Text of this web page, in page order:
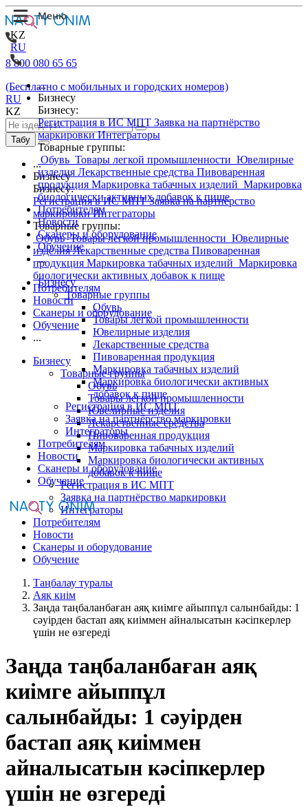
KZ
RU
...
Бизнесу
Бизнесу:
Регистрация в ИС МПТ Заявка на партнёрство
маркировкиИнтеграторы
Товарные группы:
Обувь Товары легкой промышленности Ювелирные
изделия Лекарственные средства Пивоваренная
продукция Маркировка табачных изделий Маркировка
биологически активных добавок к пище
Потребителям
Новости
Сканеры и оборудование
Обучение
...
Бизнесу
Товарные группы
Обувь
Товары легкой промышленности
Ювелирные изделия
Лекарственные средства
Пивоваренная продукция
Маркировка табачных изделий
Маркировка биологически активных
добавок к пище
Регистрация в ИС МПТ
Заявка на партнёрство маркировки
Интеграторы
Потребителям
Новости
Сканеры и оборудование
Обучение
8 800 080 65 65
(Бесплатно с мобильных и городских номеров)
RU
KZ
Табу
...
Бизнесу
Бизнесу:
Регистрация в ИС МПТЗаявка на партнёрство
маркировкиИнтеграторы
Товарные группы:
ОбувьТовары легкой промышленности Ювелирные
изделияЛекарственные средства Пивоваренная
продукция Маркировка табачных изделий Маркировка
биологически активных добавок к пище
Потребителям
Новости
Сканеры и оборудование
Обучение
...
Бизнесу
Товарные группы
Обувь
Товары легкой промышленности
Ювелирные изделия
Лекарственные средства
Пивоваренная продукция
Маркировка табачных изделий
Маркировка биологически активных
добавок к пище
Регистрация в ИС МПТ
Заявка на партнёрство маркировки
Интеграторы
Потребителям
Новости
Сканеры и оборудование
Обучение
Таңбалау туралы
Аяқ киім
Заңда таңбаланбаған аяқ киімге айыппұл салынбайды: 1
сәуірден бастап аяқ киіммен айналысатын кәсіпкерлер
үшін не өзгереді
Заңда таңбаланбаған аяқ
киімге айыппұл
салынбайды: 1 сәуірден
бастап аяқ киіммен
айналысатын кәсіпкерлер
үшін не өзгереді